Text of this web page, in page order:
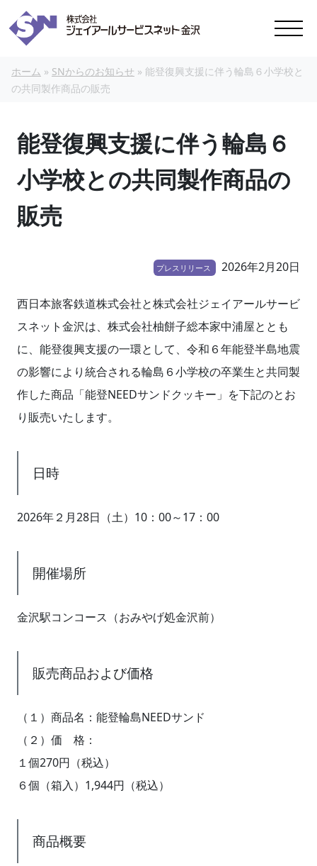
本文へスキップ
ホーム » SNからのお知らせ » 能登復興支援に伴う輪島６小学校と
の共同製作商品の販売
能登復興支援に伴う輪島６
小学校との共同製作商品の
販売
プレスリリース 2026年2月20日
西日本旅客鉄道株式会社と株式会社ジェイアールサービ
スネット金沢は、株式会社柚餅子総本家中浦屋ととも
に、能登復興支援の一環として、令和６年能登半島地震
の影響により統合される輪島６小学校の卒業生と共同製
作した商品「能登NEEDサンドクッキー」を下記のとお
り販売いたします。
日時
2026年２月28日（土）10：00～17：00
開催場所
金沢駅コンコース（おみやげ処金沢前）
販売商品および価格
（１）商品名：能登輪島NEEDサンド
（２）価 格：
１個270円（税込）
６個（箱入）1,944円（税込）
商品概要